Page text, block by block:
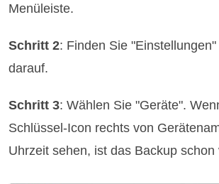
Menüleiste.
Schritt 2: Finden Sie
darauf.
Schritt 3: Wählen Sie "Geräte".
Schlüssel-Icon rechts von
Uhrzeit sehen, ist das Backup schon